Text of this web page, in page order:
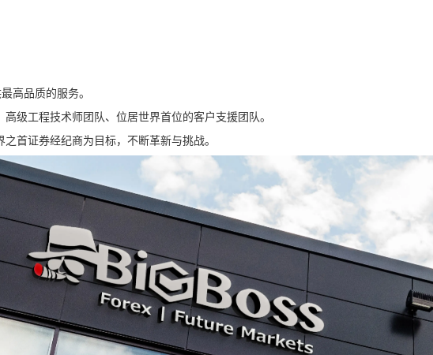
高品质的服务。
级工程技术师团队、位居世界首位的客户支援团队。
首证券经纪商为目标，不断革新与挑战。